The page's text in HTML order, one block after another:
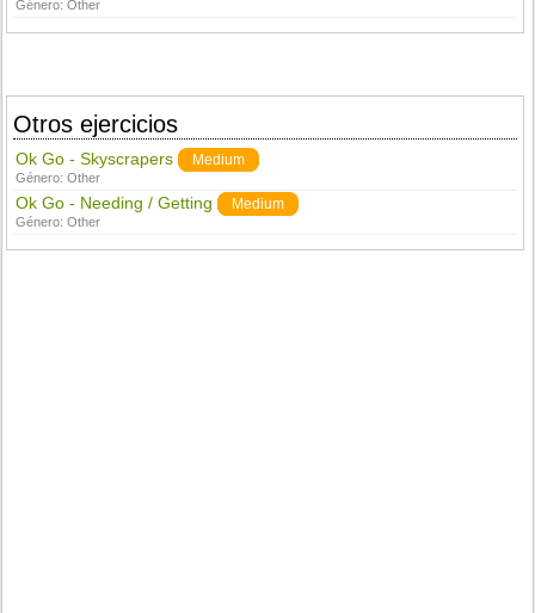
Género:Other
Otros ejercicios
Ok Go - Skyscrapers Medium
Género:Other
Ok Go - Needing / Getting Medium
Género:Other